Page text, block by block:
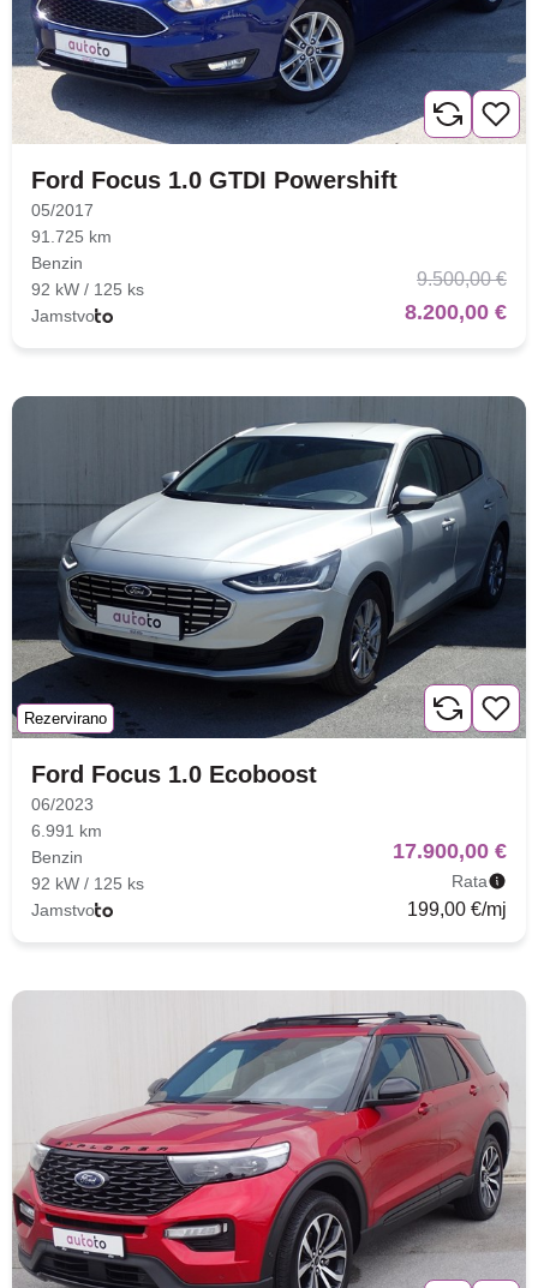
Ford Focus 1.0 GTDI Powershift
05/2017
91.725 km
Benzin
92 kW / 125 ks
Jamstvo
9.500,00 €
8.200,00 €
Rezervirano
Ford Focus 1.0 Ecoboost
06/2023
6.991 km
Benzin
92 kW / 125 ks
Jamstvo
17.900,00 €
Rata
199,00 €/mj